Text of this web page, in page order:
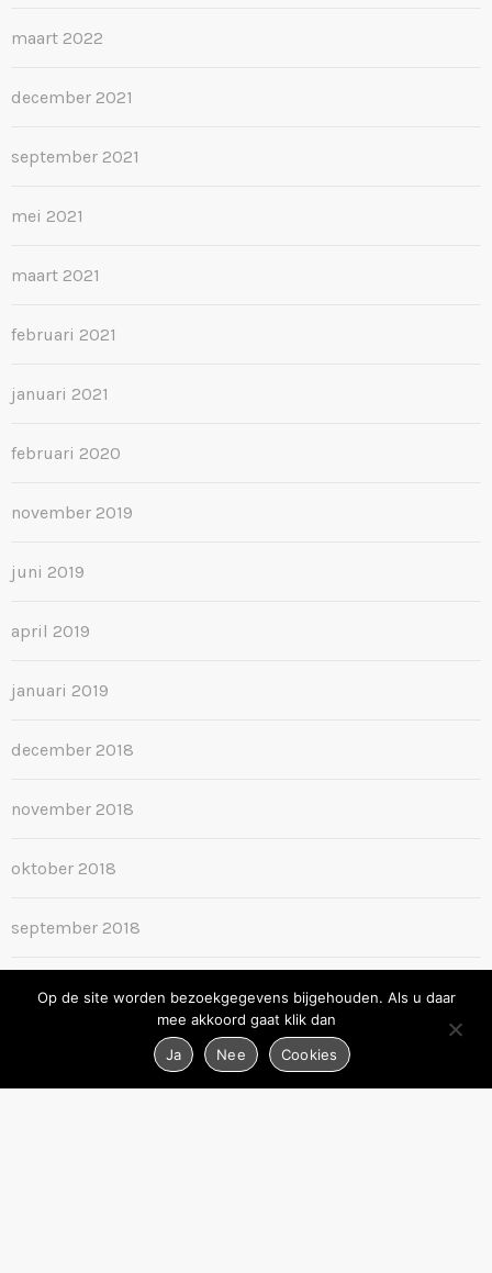
maart 2022
december 2021
september 2021
mei 2021
maart 2021
februari 2021
januari 2021
februari 2020
november 2019
juni 2019
april 2019
januari 2019
december 2018
november 2018
oktober 2018
september 2018
augustus 2018
Op de site worden bezoekgegevens bijgehouden. Als u daar
mee akkoord gaat klik dan
Ja
Nee Cookies